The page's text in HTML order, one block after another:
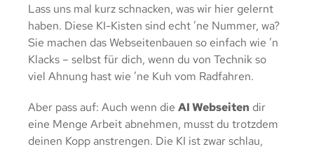
Lass uns mal kurz schnacken, was wir hier gelernt
haben. Diese KI-Kisten sind echt ’ne Nummer, wa?
Sie machen das Webseitenbauen so einfach wie ’n
Klacks – selbst für dich, wenn du von Technik so
viel Ahnung hast wie ’ne Kuh vom Radfahren.
Aber pass auf: Auch wenn die AI Webseiten dir
eine Menge Arbeit abnehmen, musst du trotzdem
deinen Kopp anstrengen. Die KI ist zwar schlau,